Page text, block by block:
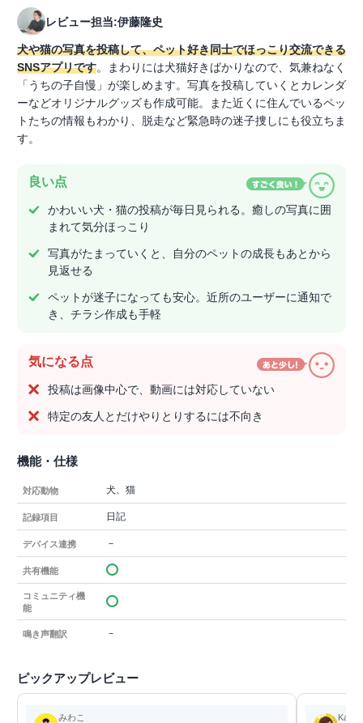
レビュー担当:伊藤隆史
犬や猫の写真を投稿して、ペット好き同士でほっこり交流できる
SNSアプリです。まわりには犬猫好きばかりなので、気兼ねなく
「うちの子自慢」が楽しめます。写真を投稿していくとカレンダ
ーなどオリジナルグッズも作成可能。また近くに住んでいるペッ
トたちの情報もわかり、脱走など緊急時の迷子捜しにも役立ちま
す。
良い点
かわいい犬・猫の投稿が毎日見られる。癒しの写真に囲
まれて気分ほっこり
写真がたまっていくと、自分のペットの成長もあとから
見返せる
ペットが迷子になっても安心。近所のユーザーに通知で
き、チラシ作成も手軽
気になる点
投稿は画像中心で、動画には対応していない
特定の友人とだけやりとりするには不向き
機能・仕様
対応動物 犬、猫
記録項目 日記
デバイス連携 －
共有機能
コミュニティ機
能
鳴き声翻訳 －
ピックアップレビュー
みわこ